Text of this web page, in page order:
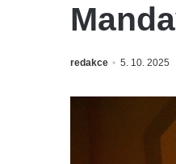
redakce 5. 10. 2025